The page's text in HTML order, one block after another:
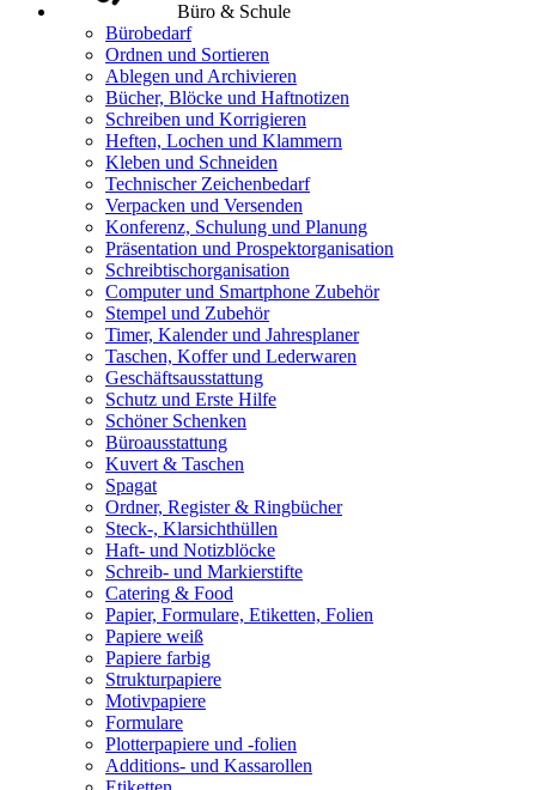
Büro & Schule
Bürobedarf
Ordnen und Sortieren
Ablegen und Archivieren
Bücher, Blöcke und Haftnotizen
Schreiben und Korrigieren
Heften, Lochen und Klammern
Kleben und Schneiden
Technischer Zeichenbedarf
Verpacken und Versenden
Konferenz, Schulung und Planung
Präsentation und Prospektorganisation
Schreibtischorganisation
Computer und Smartphone Zubehör
Stempel und Zubehör
Timer, Kalender und Jahresplaner
Taschen, Koffer und Lederwaren
Geschäftsausstattung
Schutz und Erste Hilfe
Schöner Schenken
Büroausstattung
Kuvert & Taschen
Spagat
Ordner, Register & Ringbücher
Steck-, Klarsichthüllen
Haft- und Notizblöcke
Schreib- und Markierstifte
Catering & Food
Papier, Formulare, Etiketten, Folien
Papiere weiß
Papiere farbig
Strukturpapiere
Motivpapiere
Formulare
Plotterpapiere und -folien
Additions- und Kassarollen